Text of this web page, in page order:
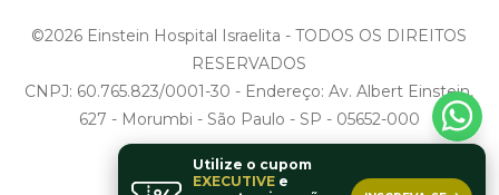
©2026 Einstein Hospital Israelita - TODOS OS DIREITOS
RESERVADOS
CNPJ: 60.765.823/0001-30 - Endereço: Av. Albert Einstein,
627 - Morumbi - São Paulo - SP - 05652-000
Utilize o cupom
EXECUTIVE e